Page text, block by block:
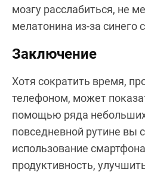
мозгу расслабиться, не
мелатонина из-за синего
Заключение
Хотя сократить время,
телефоном, может
помощью ряда
повседневной рутине вы
использование
продуктивность,